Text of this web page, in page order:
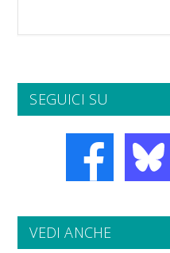
SEGUICI SU
VEDI ANCHE